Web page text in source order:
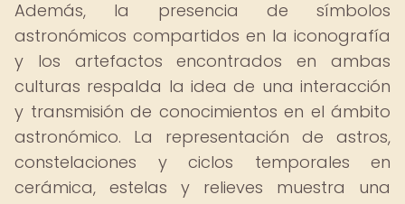
Además, la presencia de símbolos
astronómicos compartidos en la iconografía
y los artefactos encontrados en ambas
culturas respalda la idea de una interacción
y transmisión de conocimientos en el ámbito
astronómico. La representación de astros,
constelaciones y ciclos temporales en
cerámica, estelas y relieves muestra una